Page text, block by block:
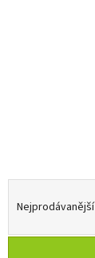
e
Nejprodávanější